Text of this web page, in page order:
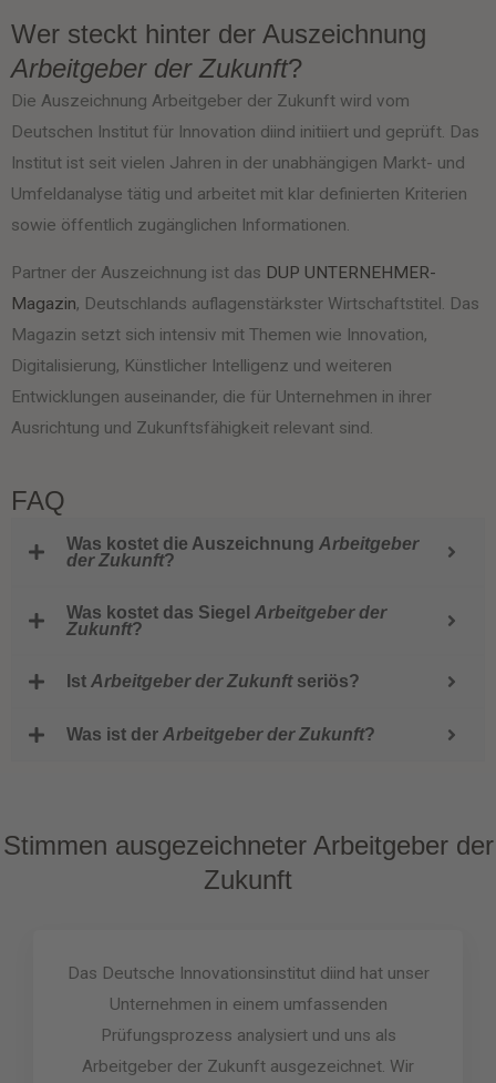
Wer steckt hinter der Auszeichnung
Arbeitgeber der Zukunft?
Die Auszeichnung Arbeitgeber der Zukunft wird vom
Deutschen Institut für Innovation diind initiiert und geprüft. Das
Institut ist seit vielen Jahren in der unabhängigen Markt- und
Umfeldanalyse tätig und arbeitet mit klar definierten Kriterien
sowie öffentlich zugänglichen Informationen.
Partner der Auszeichnung ist das DUP UNTERNEHMER-
Magazin, Deutschlands auflagenstärkster Wirtschaftstitel. Das
Magazin setzt sich intensiv mit Themen wie Innovation,
Digitalisierung, Künstlicher Intelligenz und weiteren
Entwicklungen auseinander, die für Unternehmen in ihrer
Ausrichtung und Zukunftsfähigkeit relevant sind.
FAQ
Was kostet die Auszeichnung Arbeitgeber
der Zukunft?
Was kostet das Siegel Arbeitgeber der
Zukunft?
Ist Arbeitgeber der Zukunftseriös?
Was ist der Arbeitgeber der Zukunft?
Stimmen ausgezeichneter Arbeitgeber der
Zukunft
Das Deutsche Innovationsinstitut diind hat unser
Unternehmen in einem umfassenden
Prüfungsprozess analysiert und uns als
Arbeitgeber der Zukunft ausgezeichnet. Wir